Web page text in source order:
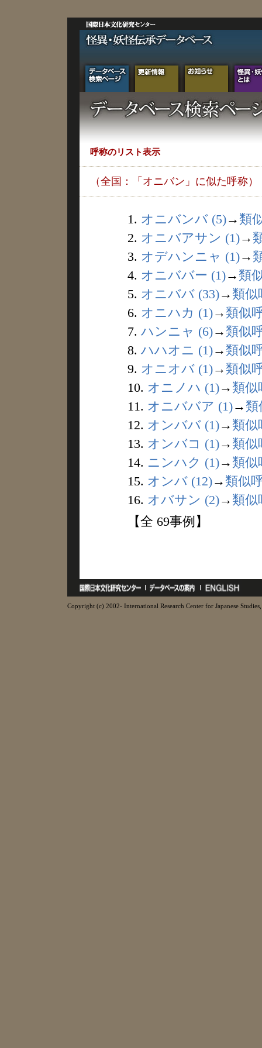
呼称のリスト表示
（全国：「オニバン」に似た呼称）
1. オニバンバ (5)→ 類
2. オニバアサン (1)→
3. オデハンニャ (1)→
4. オニババー (1)→ 類
5. オニババ (33)→ 類似
6. オニハカ (1)→ 類似
7. ハンニャ (6)→ 類似
8. ハハオニ (1)→ 類似
9. オニオバ (1)→ 類似
10. オニノハ (1)→ 類似
11. オニババア (1)→ 類
12. オンババ (1)→ 類似
13. オンバコ (1)→ 類似
14. ニンハク (1)→ 類似
15. オンバ (12)→ 類似
16. オバサン (2)→ 類似
【全 69事例】
Copyright (c) 2002- International Research Center for Japanese